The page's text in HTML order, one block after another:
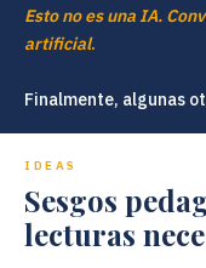
Esto no es una IA.
artificial.
Finalmente, algunas
IDEAS
Sesgos
lecturas